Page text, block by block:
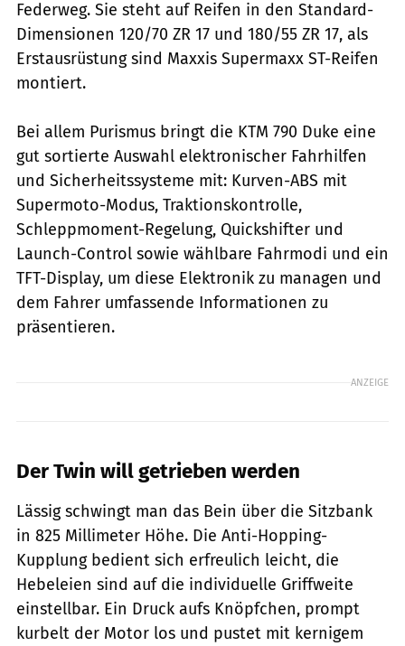
Federweg. Sie steht auf Reifen in den Standard-
Dimensionen 120/70 ZR 17 und 180/55 ZR 17, als
Erstausrüstung sind Maxxis Supermaxx ST-Reifen
montiert.
Bei allem Purismus bringt die KTM 790 Duke eine
gut sortierte Auswahl elektronischer Fahrhilfen
und Sicherheitssysteme mit: Kurven-ABS mit
Supermoto-Modus, Traktionskontrolle,
Schleppmoment-Regelung, Quickshifter und
Launch-Control sowie wählbare Fahrmodi und ein
TFT-Display, um diese Elektronik zu managen und
dem Fahrer umfassende Informationen zu
präsentieren.
ANZEIGE
Der Twin will getrieben werden
Lässig schwingt man das Bein über die Sitzbank
in 825 Millimeter Höhe. Die Anti-Hopping-
Kupplung bedient sich erfreulich leicht, die
Hebeleien sind auf die individuelle Griffweite
einstellbar. Ein Druck aufs Knöpfchen, prompt
kurbelt der Motor los und pustet mit kernigem